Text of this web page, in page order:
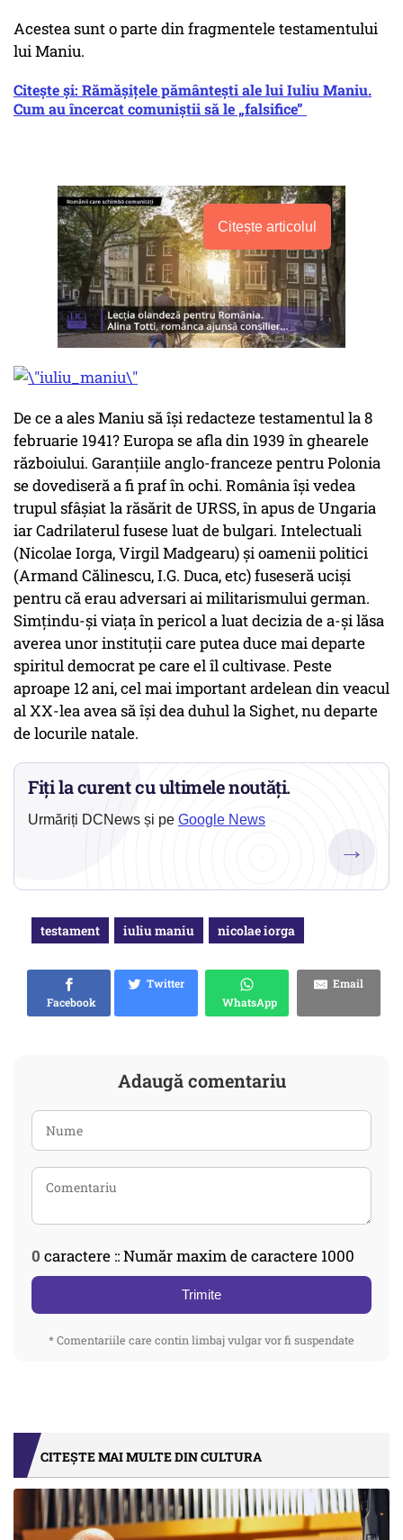
Acestea sunt o parte din fragmentele testamentului
lui Maniu.
Citește și: Rămăşiţele pământeşti ale lui Iuliu Maniu.
Cum au încercat comuniştii să le „falsifice”
Citește articolul
De ce a ales Maniu să își redacteze testamentul la 8
februarie 1941? Europa se afla din 1939 în ghearele
războiului. Garanțiile anglo-franceze pentru Polonia
se dovediseră a fi praf în ochi. România își vedea
trupul sfâșiat la răsărit de URSS, în apus de Ungaria
iar Cadrilaterul fusese luat de bulgari. Intelectuali
(Nicolae Iorga, Virgil Madgearu) și oamenii politici
(Armand Călinescu, I.G. Duca, etc) fuseseră uciși
pentru că erau adversari ai militarismului german.
Simțindu-și viața în pericol a luat decizia de a-și lăsa
averea unor instituții care putea duce mai departe
spiritul democrat pe care el îl cultivase. Peste
aproape 12 ani, cel mai important ardelean din veacul
al XX-lea avea să își dea duhul la Sighet, nu departe
de locurile natale.
Fiți la curent cu ultimele noutăți.
Urmăriți DCNews și pe Google News
→
testament iuliu maniu nicolae iorga
Facebook
Twitter
WhatsApp
Email
Adaugă comentariu
0 caractere :: Număr maxim de caractere 1000
Trimite
* Comentariile care contin limbaj vulgar vor fi suspendate
CITEȘTE MAI MULTE DIN CULTURA